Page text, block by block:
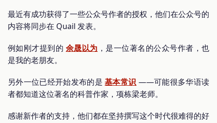
最近有成功获得了一些公众号作者的授权，他们在公众号的
内容将同步在 Quail 发表。
例如刚才提到的 余晟以为 ，是一位著名的公众号作者，也
是我的老朋友。
另外一位已经开始发布的是基本常识 ——可能很多华语读
者都知道这位著名的科普作家，项栋梁老师。
感谢新作者的支持，他们都在坚持撰写这个时代很难得的好